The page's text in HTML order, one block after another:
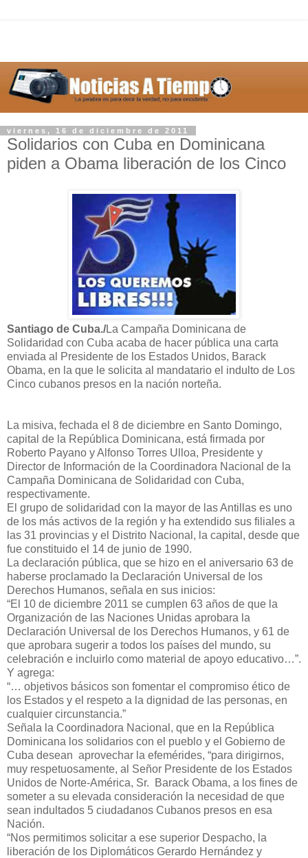
viernes, 16 de diciembre de 2011
Solidarios con Cuba en Dominicana
piden a Obama liberación de los Cinco
Santiago de Cuba./La Campaña Dominicana de
Solidaridad con Cuba acaba de hacer pública una carta
enviada al Presidente de los Estados Unidos, Barack
Obama, en la que le solicita al mandatario el indulto de Los
Cinco cubanos presos en la nación norteña.
La misiva, fechada el 8 de diciembre en Santo Domingo,
capital de la República Dominicana, está firmada por
Roberto Payano y Alfonso Torres Ulloa, Presidente y
Director de Información de la Coordinadora Nacional de la
Campaña Dominicana de Solidaridad con Cuba,
respectivamente.
El grupo de solidaridad con la mayor de las Antillas es uno
de los más activos de la región y ha extendido sus filiales a
las 31 provincias y el Distrito Nacional, la capital, desde que
fue constituido el 14 de junio de 1990.
La declaración pública, que se hizo en el aniversario 63 de
haberse proclamado la Declaración Universal de los
Derechos Humanos, señala en sus inicios:
“El 10 de diciembre 2011 se cumplen 63 años de que la
Organización de las Naciones Unidas aprobara la
Declaración Universal de los Derechos Humanos, y 61 de
que aprobara sugerir a todos los países del mundo, su
celebración e incluirlo como material de apoyo educativo…”.
Y agrega:
“… objetivos básicos son fomentar el compromiso ético de
los Estados y el respeto a la dignidad de las personas, en
cualquier circunstancia.”
Señala la Coordinadora Nacional, que en la República
Dominicana los solidarios con el pueblo y el Gobierno de
Cuba desean aprovechar la efemérides, “para dirigirnos,
muy respetuosamente, al Señor Presidente de los Estados
Unidos de Norte-América, Sr. Barack Obama, a los fines de
someter a su elevada consideración la necesidad de que
sean indultados 5 ciudadanos Cubanos presos en esa
Nación.
“Nos permitimos solicitar a ese superior Despacho, la
liberación de los Diplomáticos Gerardo Hernández y